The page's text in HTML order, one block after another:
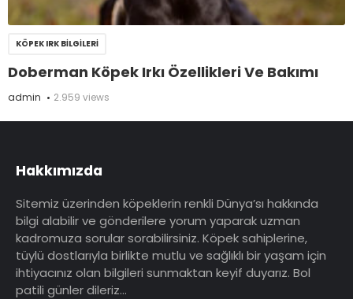
KÖPEK IRK BILGILERI
Doberman Köpek Irkı Özellikleri Ve Bakımı
admin 2.959 views
Hakkımızda
Sitemiz üzerinden köpeklerin renkli Dünya’sı hakkında
bilgi alabilir ve gönderilere yorum yaparak uzman
kadromuza sorular sorabilirsiniz. Köpek sahiplerine,
tüylü dostlarıyla birlikte mutlu ve sağlıklı bir yaşam için
ihtiyacınız olan bilgileri sunmaktan keyif duyarız. Bol
patili günler dileriz…